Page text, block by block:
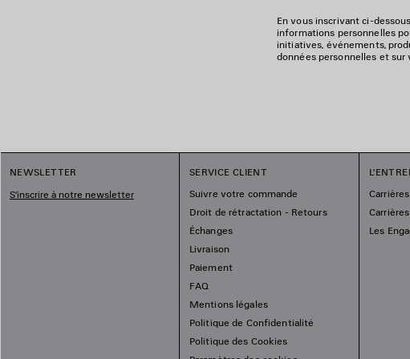
En vous inscrivant ci-
informations personnelles
initiatives, événements,
données personnelles et
NEWSLETTER
S'inscrire à notre newsletter
SERVICE CLIENT
Suivre votre commande
Droit de rétractation - Retours
Échanges
Livraison
Paiement
FAQ
Mentions légales
Politique de Confidentialité
Politique des Cookies
Carrières
Les